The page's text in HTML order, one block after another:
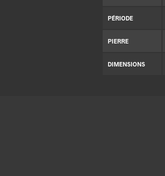
PÉRIODE
PIERRE
DIMENSIONS